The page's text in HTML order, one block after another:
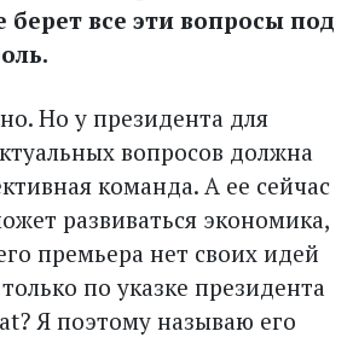
берет все эти вопросы под
Но у президента для
вопросов должна
команда. А ее сейчас
развиваться экономика,
премьера нет своих идей
по указке президента
Я поэтому называю его